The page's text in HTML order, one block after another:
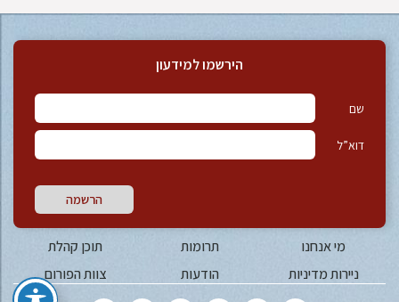
הירשמו למידעון
שם
דוא”ל
הרשמה
מי אנחנו תרומות
תוכן קהלת
ניירות מדיניות
הודעות צוות הפורום